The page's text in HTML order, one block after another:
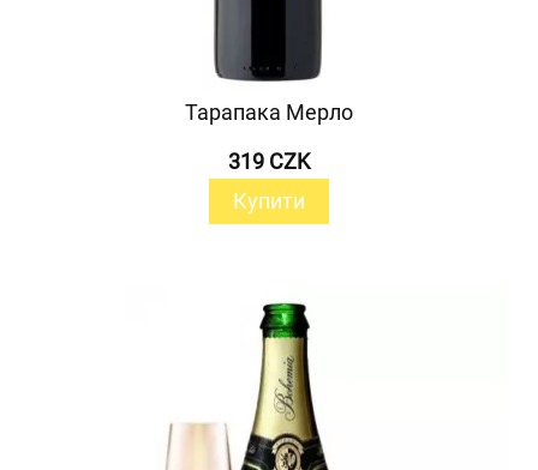
Тарапака Мерло
319 CZK
Купити